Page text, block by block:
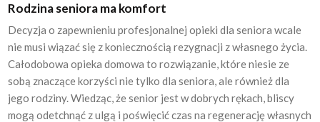
Rodzina seniora ma komfort
Decyzja o zapewnieniu profesjonalnej opieki dla seniora wcale
nie musi wiązać się z koniecznością rezygnacji z własnego życia.
Całodobowa opieka domowa to rozwiązanie, które niesie ze
sobą znaczące korzyści nie tylko dla seniora, ale również dla
jego rodziny. Wiedząc, że senior jest w dobrych rękach, bliscy
mogą odetchnąć z ulgą i poświęcić czas na regenerację własnych